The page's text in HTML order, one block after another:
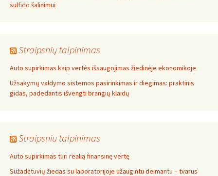
sulfido šalinimui
Straipsnių talpinimas
Auto supirkimas kaip vertės išsaugojimas žiedinėje ekonomikoje
Užsakymų valdymo sistemos pasirinkimas ir diegimas: praktinis
gidas, padedantis išvengti brangių klaidų
Straipsniu talpinimas
Auto supirkimas turi realią finansinę vertę
Sužadėtuvių žiedas su laboratorijoje užaugintu deimantu – tvarus